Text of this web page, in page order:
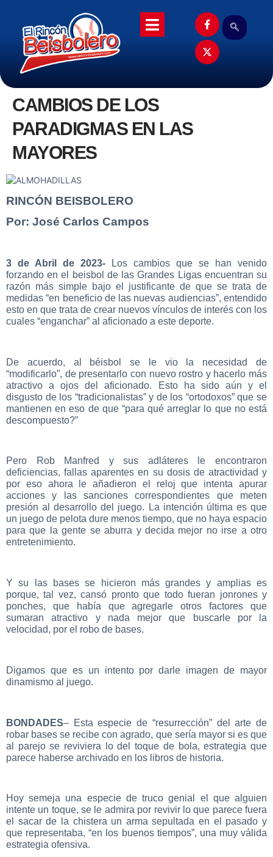
CAMBIOS DE LOS
PARADIGMAS EN LAS
MAYORES
RINCÓN BEISBOLERO
Por: José Carlos Campos
3 de Abril de 2023-
Los cambios que se han venido
forzando en el beisbol de las Grandes Ligas encuentran su
razón más simple bajo el justificante de que se trata de
medidas “en beneficio de las nuevas audiencias”, entendido
esto en que trata de crear nuevos vínculos de interés con los
cuales “enganchar” al aficionado a este deporte.
De acuerdo, al béisbol se le vio la necesidad de
“modificarlo”, de presentarlo con nuevo rostro y hacerlo más
atractivo a ojos del aficionado. Esto ha sido aún y el
disgusto de los “tradicionalistas” y de los “ortodoxos” que se
mantienen en eso de que “para qué arreglar lo que no está
descompuesto?”
Pero Rob Manfred y sus adláteres le encontraron
deficiencias, fallas aparentes en su dosis de atractividad y
por eso ahora le añadieron el reloj que intenta apurar
acciones y las sanciones correspondientes que meten
presión al desarrollo del juego. La intención última es que
un juego de pelota dure menos tiempo, que no haya espacio
para que la gente se aburra y decida mejor no irse a otro
entretenimiento.
Y su las bases se hicieron más grandes y amplias es
porque, tal vez, cansó pronto que todo fueran jonrones y
ponches, que había que agregarle otros factores que
sumaran atractivo y nada mejor que buscarle por la
velocidad, por el robo de bases.
Digamos que es un intento por darle imagen de mayor
dinamismo al juego.
BONDADES– Esta especie de “resurrección” del arte de
robar bases se recibe con agrado, que sería mayor si es que
al parejo se reviviera lo del toque de bola, estrategia que
parece haberse archivado en los libros de historia.
Hoy semeja una especie de truco genial el que alguien
intente un toque, se le admira por revivir lo que parece fuera
el sacar de la chistera un arma sepultada en el pasado y
que representaba, “en los buenos tiempos”, una muy válida
estrategia ofensiva.